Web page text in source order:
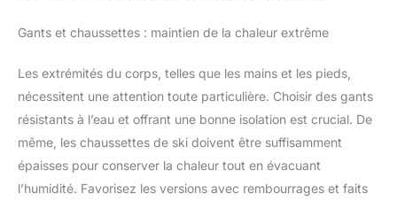
Gants et chaussettes : maintien de la chaleur extrême
Les extrémités du corps, telles que les mains et les pieds,
nécessitent une attention toute particulière. Choisir des gants
résistants à l’eau et offrant une bonne isolation est crucial. De
même, les chaussettes de ski doivent être suffisamment
épaisses pour conserver la chaleur tout en évacuant
l’humidité. Favorisez les versions avec rembourrages et faits